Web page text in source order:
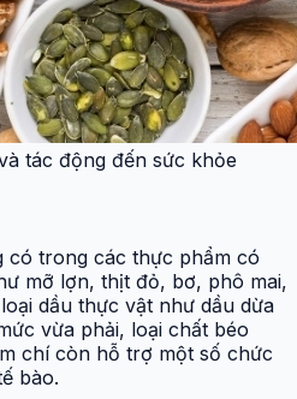
tác động đến sức khỏe
có trong các thực phẩm có
mỡ lợn, thịt đỏ, bơ, phô mai,
dầu thực vật như dầu dừa
vừa phải, loại chất béo
chí còn hỗ trợ một số chức
bào.